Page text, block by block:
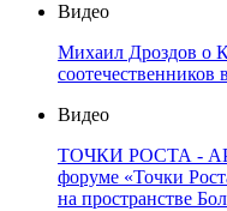
Видео
Михаил Дроздов о
соотечественников
Видео
ТОЧКИ РОСТА -
форуме «Точки
на пространстве